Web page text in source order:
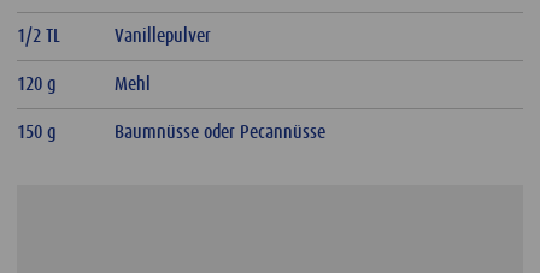
1/2 TL Vanillepulver
120 g Mehl
150 g Baumnüsse oder Pecannüsse